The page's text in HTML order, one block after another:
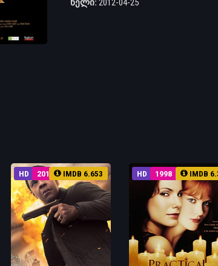
წელი: 2012-04-25
HD 2018 IMDB 6.653 HD 1998 IMDB